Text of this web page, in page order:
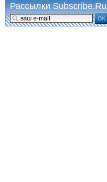
Рассылки Subscribe.Ru
ОК